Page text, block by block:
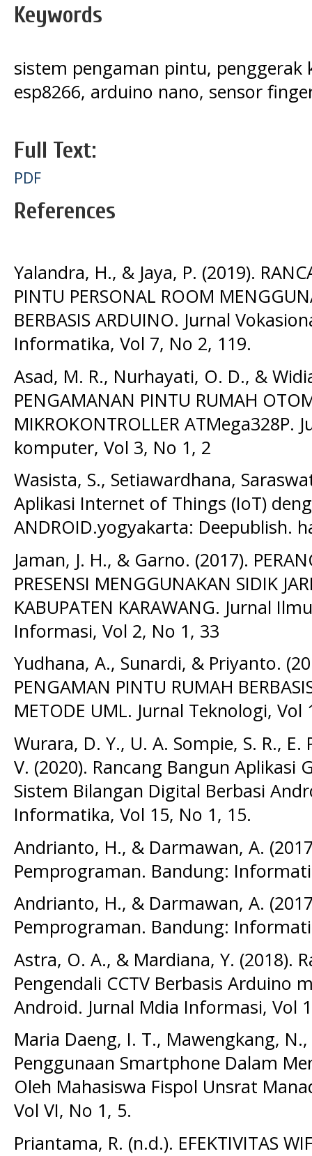
Keywords
sistem pengaman pintu, penggerak
esp8266, arduino nano, sensor
Full Text:
PDF
References
Yalandra, H., & Jaya, P. (2019).
PINTU PERSONAL ROOM
BERBASIS ARDUINO. Jurnal
Informatika, Vol 7, No 2, 119.
Asad, M. R., Nurhayati, O. D., &
PENGAMANAN PINTU RUMAH
MIKROKONTROLLER
komputer, Vol 3, No 1, 2
Wasista, S., Setiawardhana,
Aplikasi Internet of Things (IoT)
ANDROID.yogyakarta: Deepublish.
Jaman, J. H., & Garno. (2017).
PRESENSI MENGGUNAKAN SIDIK
KABUPATEN KARAWANG. Jurnal
Informasi, Vol 2, No 1, 33
Yudhana, A., Sunardi, & Priyanto.
PENGAMAN PINTU RUMAH
METODE UML. Jurnal Teknologi, Vol
Wurara, D. Y., U. A. Sompie, S. R.,
V. (2020). Rancang Bangun Aplikasi
Sistem Bilangan Digital Berbasi
Informatika, Vol 15, No 1, 15.
Andrianto, H., & Darmawan, A.
Pemprograman. Bandung:
Andrianto, H., & Darmawan, A.
Pemprograman. Bandung:
Astra, O. A., & Mardiana, Y. (2018).
Pengendali CCTV Berbasis Arduino
Android. Jurnal Mdia Informasi, Vol
Maria Daeng, I. T., Mawengkang, N.,
Penggunaan Smartphone Dalam
Oleh Mahasiswa Fispol Unsrat
Vol VI, No 1, 5.
Priantama, R. (n.d.). EFEKTIVITAS